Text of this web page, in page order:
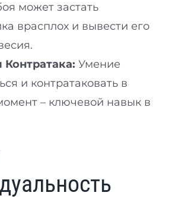
может застать
врасплох и вывести его
Умение
и контратаковать в
– ключевой навык в